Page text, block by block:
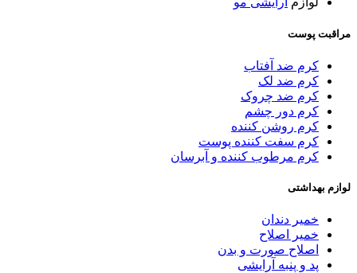
مراقبت پوست
کرم ضد آفتاب
کرم ضد لک
کرم ضد چروک
کرم دور چشم
کرم روشن کننده
کرم سفت کننده پوست
کرم مرطوب کننده و آبرسان
لوازم بهداشتی
خمیر دندان
خمیر اصلاح
اصلاح صورت و بدن
پد و پنبه آرایشی